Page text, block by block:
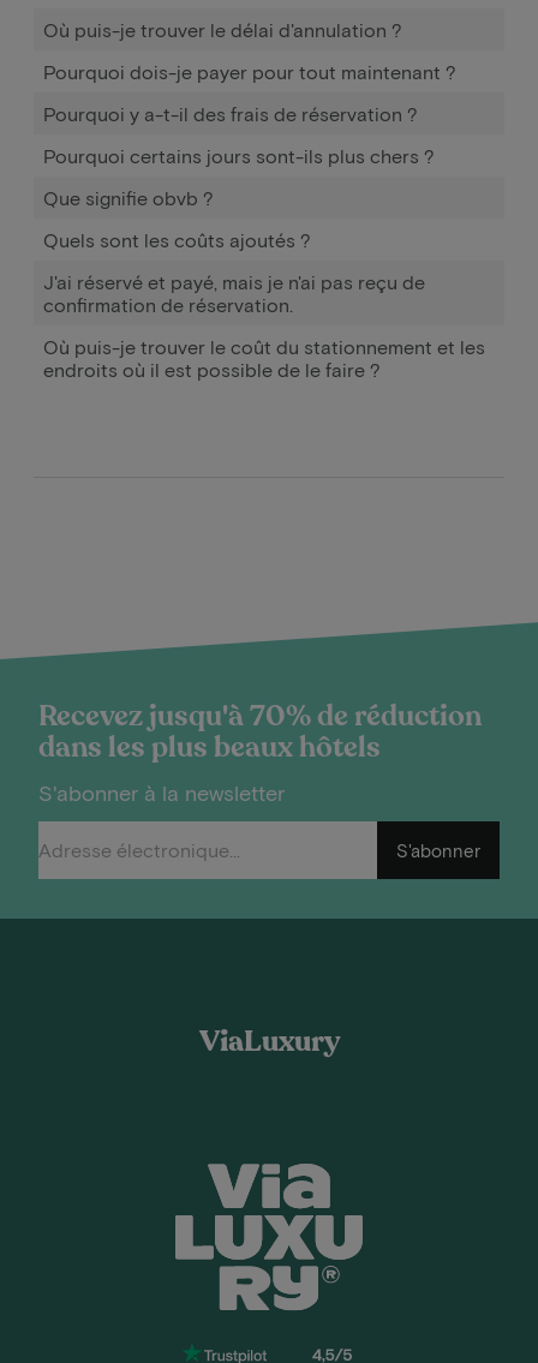
Où puis-je trouver le délai d'annulation ?
Pourquoi dois-je payer pour tout maintenant ?
Pourquoi y a-t-il des frais de réservation ?
Pourquoi certains jours sont-ils plus chers ?
Que signifie obvb ?
Quels sont les coûts ajoutés ?
J'ai réservé et payé, mais je n'ai pas reçu de
confirmation de réservation.
Où puis-je trouver le coût du stationnement et les
endroits où il est possible de le faire ?
Recevez jusqu'à 70% de réduction
dans les plus beaux hôtels
S'abonner à la newsletter
S'abonner
ViaLuxury